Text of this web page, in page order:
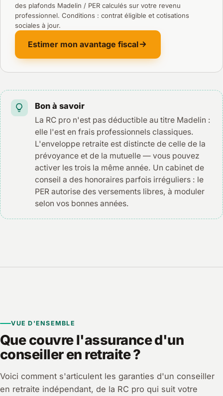
des plafonds Madelin / PER calculés sur votre revenu
professionnel. Conditions : contrat éligible et cotisations
sociales à jour.
Estimer mon avantage fiscal
Bon à savoir
La RC pro n'est pas déductible au titre Madelin :
elle l'est en frais professionnels classiques.
L'enveloppe retraite est distincte de celle de la
prévoyance et de la mutuelle — vous pouvez
activer les trois la même année. Un cabinet de
conseil a des honoraires parfois irréguliers : le
PER autorise des versements libres, à moduler
selon vos bonnes années.
VUE D'ENSEMBLE
Que couvre l'assurance d'un
conseiller en retraite ?
Voici comment s'articulent les garanties d'un conseiller
en retraite indépendant, de la RC pro qui suit votre